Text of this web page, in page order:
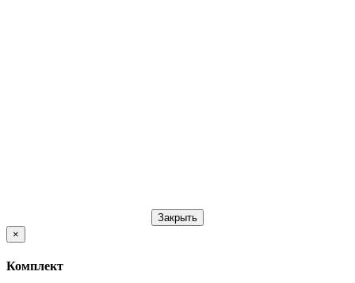
Закрыть
×
Комплект